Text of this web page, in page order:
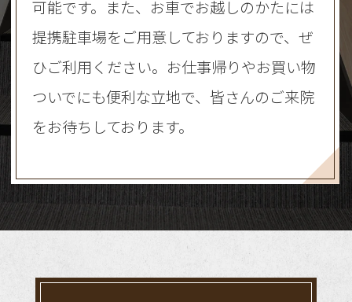
可能です。また、お車でお越しのかたには
提携駐車場をご用意しておりますので、ぜ
ひご利用ください。お仕事帰りやお買い物
ついでにも便利な立地で、皆さんのご来院
をお待ちしております。